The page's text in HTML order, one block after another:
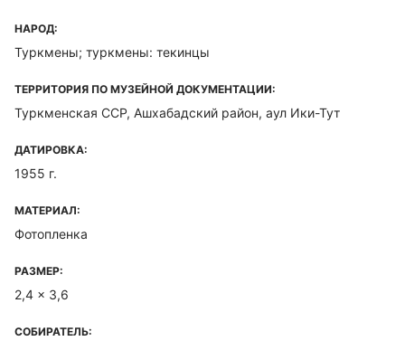
НАРОД:
Туркмены; туркмены: текинцы
ТЕРРИТОРИЯ ПО МУЗЕЙНОЙ ДОКУМЕНТАЦИИ:
Туркменская ССР, Ашхабадский район, аул Ики-Тут
ДАТИРОВКА:
1955 г.
МАТЕРИАЛ:
Фотопленка
РАЗМЕР:
2,4 x 3,6
СОБИРАТЕЛЬ: